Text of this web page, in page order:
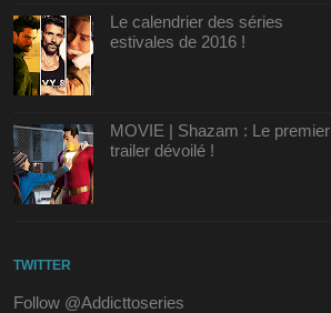
Le calendrier des séries
estivales de 2016 !
MOVIE | Shazam : Le premier
trailer dévoilé !
TWITTER
Follow @Addicttoseries